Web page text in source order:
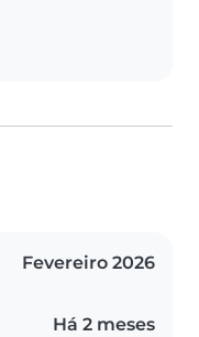
Fevereiro 2026
Há 2 meses